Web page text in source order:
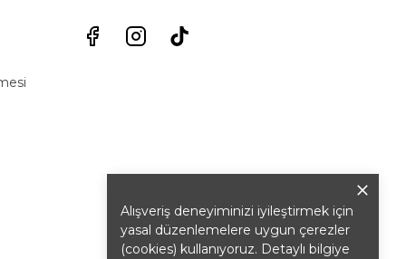
Alışveriş deneyiminizi iyileştirmek için
yasal düzenlemelere uygun çerezler
(cookies) kullanıyoruz. Detaylı bilgiye